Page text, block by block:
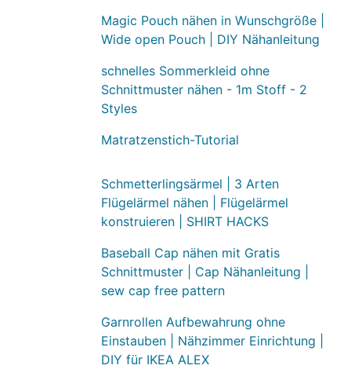
Magic Pouch nähen in Wunschgröße |
Wide open Pouch | DIY Nähanleitung
schnelles Sommerkleid ohne
Schnittmuster nähen - 1m Stoff - 2
Styles
Matratzenstich-Tutorial
Schmetterlingsärmel | 3 Arten
Flügelärmel nähen | Flügelärmel
konstruieren | SHIRT HACKS
Baseball Cap nähen mit Gratis
Schnittmuster | Cap Nähanleitung |
sew cap free pattern
Garnrollen Aufbewahrung ohne
Einstauben | Nähzimmer Einrichtung |
DIY für IKEA ALEX